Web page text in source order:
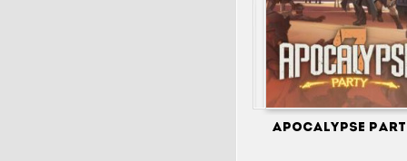
Apocalypse